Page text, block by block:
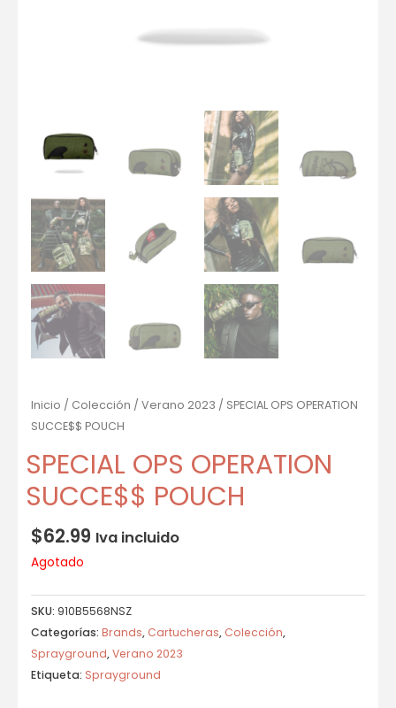
Inicio / Colección / Verano 2023 / SPECIAL OPS OPERATION
SUCCE$$ POUCH
SPECIAL OPS OPERATION
SUCCE$$ POUCH
$62.99 Iva incluido
Agotado
SKU: 910B5568NSZ
Categorías: Brands, Cartucheras, Colección,
Sprayground,Verano 2023
Etiqueta: Sprayground